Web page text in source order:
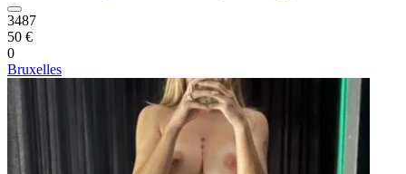
3487
50 €
0
Bruxelles